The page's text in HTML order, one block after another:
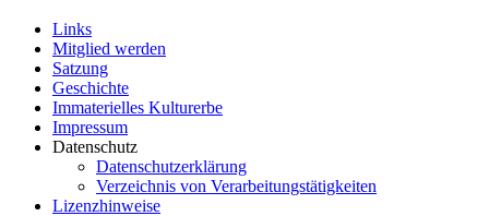
Links
Mitglied werden
Satzung
Geschichte
Immaterielles Kulturerbe
Impressum
Datenschutz
Datenschutzerklärung
Verzeichnis von Verarbeitungstätigkeiten
Lizenzhinweise